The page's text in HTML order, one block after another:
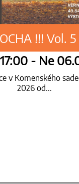
!!! Vol. 5
- Ne
v Komenského
2026 od...